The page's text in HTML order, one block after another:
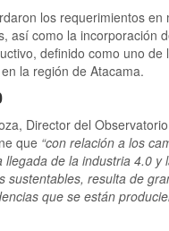
los requerimientos en
así como la incorporación
definido como uno de
la región de Atacama.
Director del
que “con relación a los
llegada de la industria 4.0 y
sustentables, resulta de
que se están